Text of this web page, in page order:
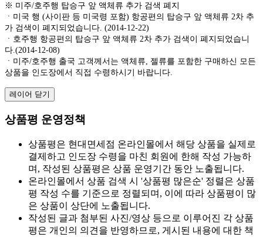
※ 미주/호주행 탑승구 앞 액체류 추가 검색 폐지
ㆍ미국 행 (사이판 등 미국령 포함) 항공편의 탑승구 앞 액체류 2차 추
가 검색이 폐지되었습니다. (2014-12-22)
ㆍ호주행 항공편의 탑승구 앞 액체류 2차 추가 검색이 폐지되었습니
다.(2014-12-08)
ㆍ미주/호주행 출국 고객께서는 액체류, 젤류를 포함한 구매하신 모든
상품을 인도장에서 직접 수령하시기 바랍니다.
레이어 닫기
상품평 운영정책
상품평은 현대면세점 온라인몰에서 해당 상품을 실제로
결제하고 인도장 수령을 마친 회원에 한해 작성 가능하
며, 작성된 상품평은 상품 운영기간 동안 노출됩니다.
온라인몰에서 상품 검색 시 '상품평 많은순' 정렬은 상품
평 작성 수를 기준으로 정렬되며, 이에 따라 상품평이 많
은 상품이 상단에 노출됩니다.
작성된 글과 첨부된 사진/영상 등으로 이루어진 각 상품
평은 개인의 의견을 반영하므로, 게시된 내용에 대한 책